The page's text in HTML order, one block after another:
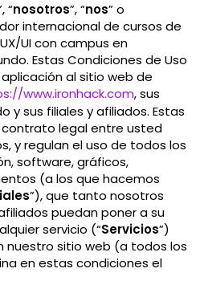
“nosotros”, “nos” o
internacional de cursos de
UI con campus en
Estas Condiciones de Uso
al sitio web de
www.ironhack.com, sus
y sus filiales y afiliados. Estas
legal entre usted
y regulan el uso de todos los
software, gráficos,
(a los que hacemos
”), que tanto nosotros
puedan poner a su
servicio (“Servicios”)
nuestro sitio web (a todos los
en estas condiciones el